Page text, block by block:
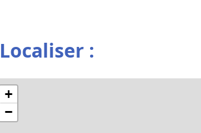
Localiser :
+
−